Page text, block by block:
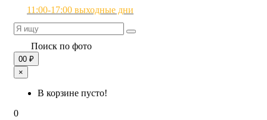
11:00-17:00 выходные дни
Поиск по фото
00 ₽
×
В корзине пусто!
0